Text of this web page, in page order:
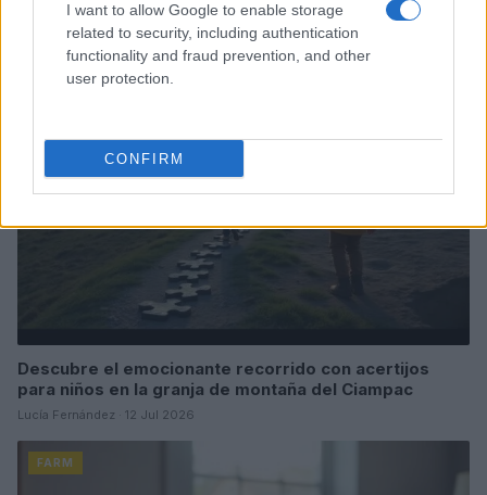
I want to allow Google to enable storage
related to security, including authentication
functionality and fraud prevention, and other
user protection.
CONFIRM
Javier Ortega · 24 Jul 2026
Descubre el emocionante recorrido con acertijos
para niños en la granja de montaña del Ciampac
Lucía Fernández · 12 Jul 2026
FARM